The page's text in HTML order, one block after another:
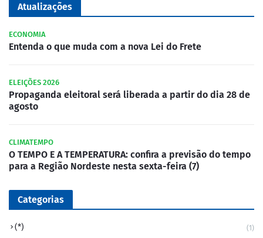
Atualizações
ECONOMIA
Entenda o que muda com a nova Lei do Frete
ELEIÇÕES 2026
Propaganda eleitoral será liberada a partir do dia 28 de
agosto
CLIMATEMPO
O TEMPO E A TEMPERATURA: confira a previsão do tempo
para a Região Nordeste nesta sexta-feira (7)
Categorias
(*) (1)